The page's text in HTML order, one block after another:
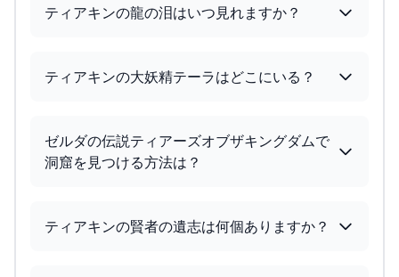
ティアキンの龍の泪はいつ見れますか？
ティアキンの大妖精テーラはどこにいる？
ゼルダの伝説ティアーズオブザキングダムで
洞窟を見つける方法は？
ティアキンの賢者の遺志は何個ありますか？